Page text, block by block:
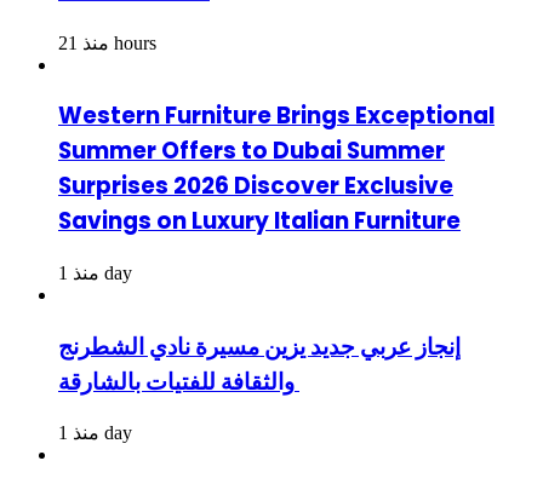
منذ 21 hours
Western Furniture Brings Exceptional
Summer Offers to Dubai Summer
Surprises 2026 Discover Exclusive
Savings on Luxury Italian Furniture
منذ 1 day
إنجاز عربي جديد يزين مسيرة نادي الشطرنج
منذ 1 day